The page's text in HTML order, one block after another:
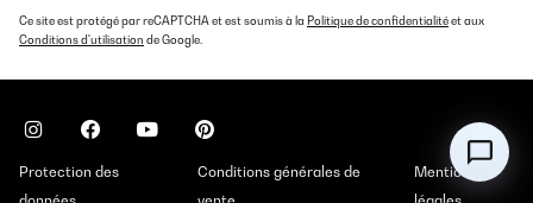
Ce site est protégé par reCAPTCHA et est soumis à la Politique de confidentialitéet aux
Conditions d'utilisation de Google.
Protection des
Conditions générales de
Mentions